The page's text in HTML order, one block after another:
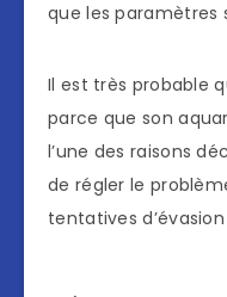
que les paramètres
Il est très probable
parce que son
l’une des raisons
de régler le
tentatives